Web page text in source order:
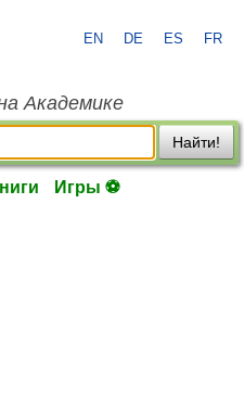
EN DE ES FR
Академике
Найти!
Игры ⚽